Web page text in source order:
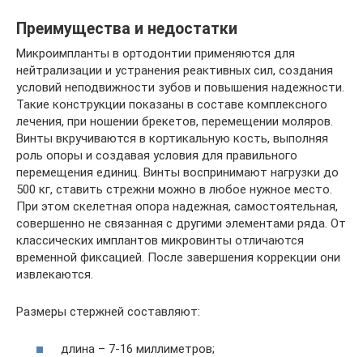
Преимущества и недостатки
Микроимпланты в ортодонтии применяются для
нейтрализации и устранения реактивных сил, создания
условий неподвижности зубов и повышения надежности.
Такие конструкции показаны в составе комплексного
лечения, при ношении брекетов, перемещении моляров.
Винты вкручиваются в кортикальную кость, выполняя
роль опоры и создавая условия для правильного
перемещения единиц. Винты воспринимают нагрузки до
500 кг, ставить стрежни можно в любое нужное место.
При этом скелетная опора надежная, самостоятельная,
совершенно не связанная с другими элементами ряда. От
классических имплантов микровинты отличаются
временной фиксацией. После завершения коррекции они
извлекаются.
Размеры стержней составляют:
длина – 7-16 миллиметров;